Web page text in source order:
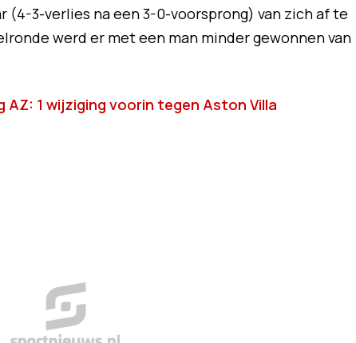
(4-3-verlies na een 3-0-voorsprong) van zich af te
werd er met een man minder gewonnen van
AZ: 1 wijziging voorin tegen Aston Villa